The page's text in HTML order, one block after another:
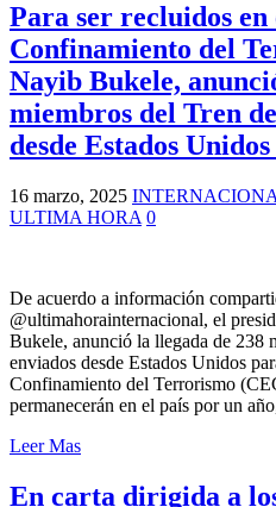
Para ser recluidos
Confinamiento del
Nayib Bukele,
miembros del Tren
desde Estados
16 marzo, 2025
ULTIMA HORA 0
De acuerdo a información
@ultimahorainternacional, el
Bukele, anunció la llegada de 238
enviados desde Estados Unidos
Confinamiento del Terrorismo
permanecerán en el país por un
Leer Mas
En carta dirigida a